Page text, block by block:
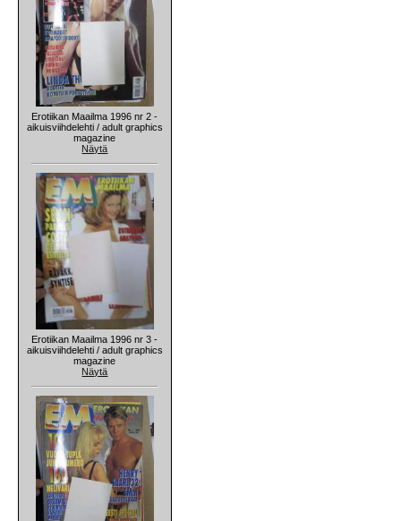
Erotiikan Maailma 1996 nr 2 -
aikuisviihdelehti / adult graphics
magazine
Näytä
Erotiikan Maailma 1996 nr 3 -
aikuisviihdelehti / adult graphics
magazine
Näytä